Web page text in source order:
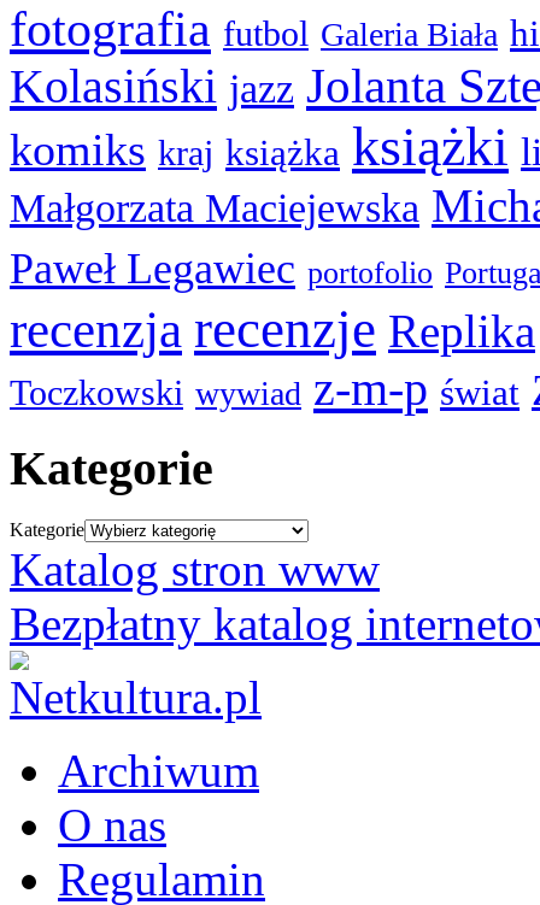
fotografia futbol Galeria Biała
Kolasiński jazz Jolanta
komiks kraj książka książki
Małgorzata Maciejewska
Paweł Legawiec portofolio
recenzja recenzje Replika
Toczkowski wywiad z-m-p świat
Kategorie
Kategorie
Katalog stron www
Bezpłatny katalog
Archiwum
O nas
Regulamin